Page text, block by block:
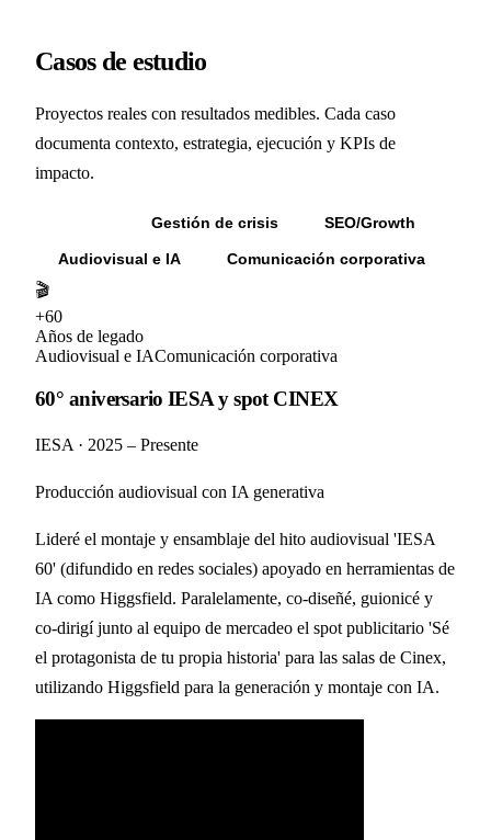
Casos de estudio
Proyectos reales con resultados medibles. Cada caso
documenta contexto, estrategia, ejecución y KPIs de
impacto.
Gestión de crisis SEO/Growth
Audiovisual e IA Comunicación corporativa
🎬
+60
Años de legado
Audiovisual e IAComunicación corporativa
60° aniversario IESA y spot CINEX
IESA · 2025 – Presente
Producción audiovisual con IA generativa
Lideré el montaje y ensamblaje del hito audiovisual 'IESA
60' (difundido en redes sociales) apoyado en herramientas de
IA como Higgsfield. Paralelamente, co-diseñé, guionicé y
co-dirigí junto al equipo de mercadeo el spot publicitario 'Sé
el protagonista de tu propia historia' para las salas de Cinex,
utilizando Higgsfield para la generación y montaje con IA.